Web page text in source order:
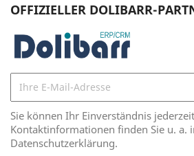
OFFIZIELLER DOLIBARR-
Sie können Ihr Einverständnis
Kontaktinformationen finden Sie u. a.
Datenschutzerklärung.